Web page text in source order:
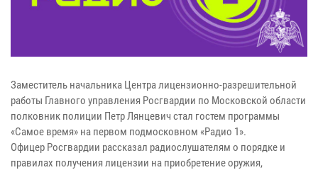
Заместитель начальника Центра лицензионно-разрешительной
работы Главного управления Росгвардии по Московской области
полковник полиции Петр Лянцевич стал гостем программы
«Самое время» на первом подмосковном «Радио 1».
Офицер Росгвардии рассказал радиослушателям о порядке и
правилах получения лицензии на приобретение оружия,